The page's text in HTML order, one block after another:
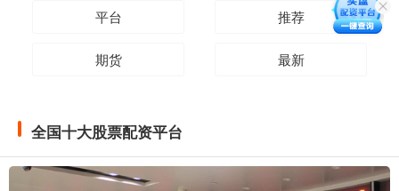
平台 推荐
期货 最新
全国十大股票配资平台